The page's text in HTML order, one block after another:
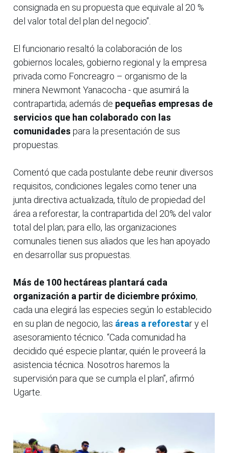
consignada en su propuesta que equivale al 20 %
del valor total del plan del negocio”.
El funcionario resaltó la colaboración de los
gobiernos locales, gobierno regional y la empresa
privada como Foncreagro – organismo de la
minera Newmont Yanacocha - que asumirá la
contrapartida; además de pequeñas empresas de
servicios que han colaborado con las
comunidades para la presentación de sus
propuestas.
Comentó que cada postulante debe reunir diversos
requisitos, condiciones legales como tener una
junta directiva actualizada, título de propiedad del
área a reforestar, la contrapartida del 20% del valor
total del plan; para ello, las organizaciones
comunales tienen sus aliados que les han apoyado
en desarrollar sus propuestas.
Más de 100 hectáreas plantará cada
organización a partir de diciembre próximo,
cada una elegirá las especies según lo establecido
en su plan de negocio, las áreas a reforestar y el
asesoramiento técnico. “Cada comunidad ha
decidido qué especie plantar, quién le proveerá la
asistencia técnica. Nosotros haremos la
supervisión para que se cumpla el plan”, afirmó
Ugarte.